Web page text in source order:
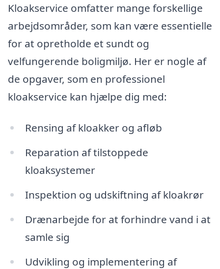
Kloakservice omfatter mange forskellige
arbejdsområder, som kan være essentielle
for at opretholde et sundt og
velfungerende boligmiljø. Her er nogle af
de opgaver, som en professionel
kloakservice kan hjælpe dig med:
Rensing af kloakker og afløb
Reparation af tilstoppede
kloaksystemer
Inspektion og udskiftning af kloakrør
Drænarbejde for at forhindre vand i at
samle sig
Udvikling og implementering af